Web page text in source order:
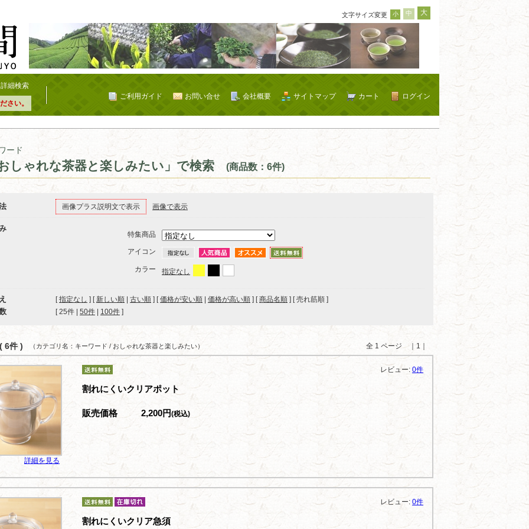
文字サイズ変更 小 中 大
詳細検索
さい。
ログイン
カート
サイトマップ
会社概要
お問い合せ
ご利用ガイド
ード
しゃれな茶器と楽しみたい」で検索 (商品数：6件)
画像プラス説明文で表示 画像で表示
特集商品
アイコン
カラー 指定なし
[指定なし ] [ 新しい順 古い順 ] [価格が安い順 価格が高い順 ] [商品名順 ] [ 売れ筋順 ]
[ 25件 50件 100件 ]
6件 ) 全 1 ページ ｜1｜
（カテゴリ名：キーワード / おしゃれな茶器と楽しみたい）
詳細を見る
レビュー: 0件
割れにくいクリアポット
販売価格 2,200円(税込)
レビュー: 0件
割れにくいクリア急須